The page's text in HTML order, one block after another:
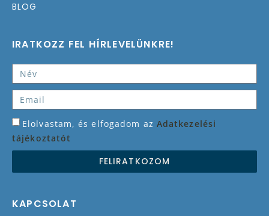
BLOG
IRATKOZZ FEL HÍRLEVELÜNKRE!
Elolvastam, és elfogadom az Adatkezelési
tájékoztatót
FELIRATKOZOM
KAPCSOLAT